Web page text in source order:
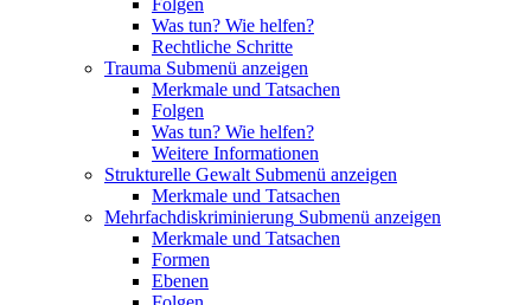
Folgen
Was tun? Wie helfen?
Rechtliche Schritte
Trauma Submenü anzeigen
Merkmale und Tatsachen
Folgen
Was tun? Wie helfen?
Weitere Informationen
Strukturelle Gewalt Submenü anzeigen
Merkmale und Tatsachen
Mehrfachdiskriminierung Submenü anzeigen
Merkmale und Tatsachen
Formen
Ebenen